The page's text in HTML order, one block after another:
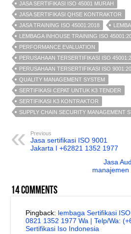
JASA SERTIFIKASI ISO 45001 MURAH
JASA SERTIFIKASI QHSE KONTRAKTOR
JASA TRAINING ISO 45001:2018
LEMBAGA INHOUSE TRAINING ISO
PERFORMANCE EVALUATION
PERUSAHAAN TERSERTIFIKASI ISO
PERUSAHAAN TERSERTIFIKASI ISO
QUALITY MANAGEMENT SYSTEM
SERTIFIKASI CEPAT UNTUK K3 TENDER
SERTIFIKASI K3 KONTRAKTOR
SUPPLY CHAIN SECURITY MANAGEMENT
Previous
Jasa sertifikasi ISO 9001
Jakarta I +62821 1352 1977
Jasa
14 comments
Pingback: lembaga Sertifikasi
0821 1352 1977 Wa | Telp/Wa:
Sertifikasi Iso Indonesia